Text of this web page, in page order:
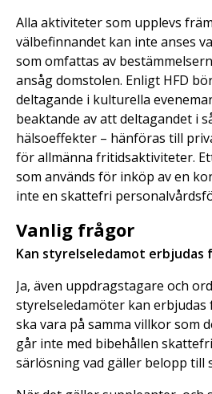
Alla aktiviteter som upplevs
välbefinnandet kan inte anses
som omfattas av
ansåg domstolen. Enligt HFD
deltagande i kulturella
beaktande av att deltagandet i
hälsoeffekter – hänföras till
för allmänna fritidsaktiviteter.
som används för inköp av en
inte en skattefri
Vanlig frågor
Kan styrelseledamot erbjudas
Ja, även uppdragstagare och
styrelseledamöter kan
ska vara på samma villkor som
går inte med bibehållen
särlösning vad gäller belopp till